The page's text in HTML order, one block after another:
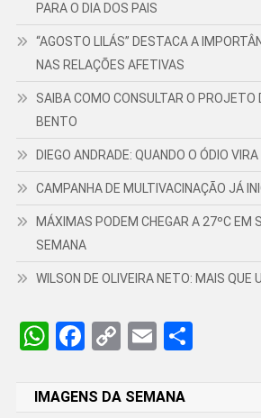
PARA O DIA DOS PAIS
“AGOSTO LILÁS” DESTACA A
NAS RELAÇÕES AFETIVAS
SAIBA COMO CONSULTAR O PROJETO
BENTO
DIEGO ANDRADE: QUANDO O ÓDIO
CAMPANHA DE MULTIVACINAÇÃO JÁ
MÁXIMAS PODEM CHEGAR A 27ºC EM
SEMANA
WILSON DE OLIVEIRA NETO: MAIS QUE
WhatsApp
Facebook
CopyEmail
IMAGENS DA SEMANA